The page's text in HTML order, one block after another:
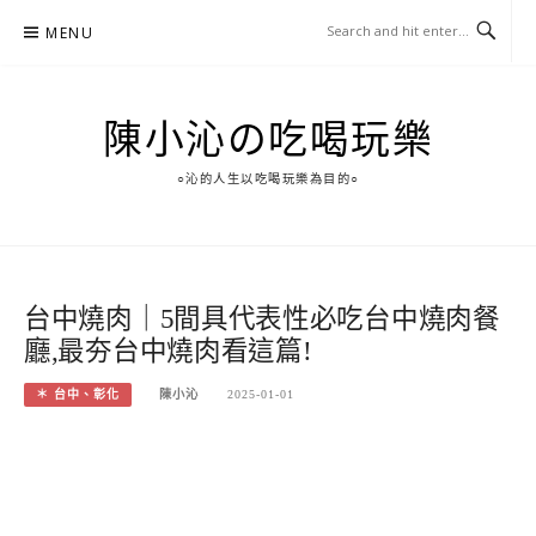
MENU
陳小沁の吃喝玩樂
○沁的人生以吃喝玩樂為目的○
台中燒肉｜5間具代表性必吃台中燒肉餐
廳,最夯台中燒肉看這篇!
＊ 台中、彰化 陳小沁 2025-01-01